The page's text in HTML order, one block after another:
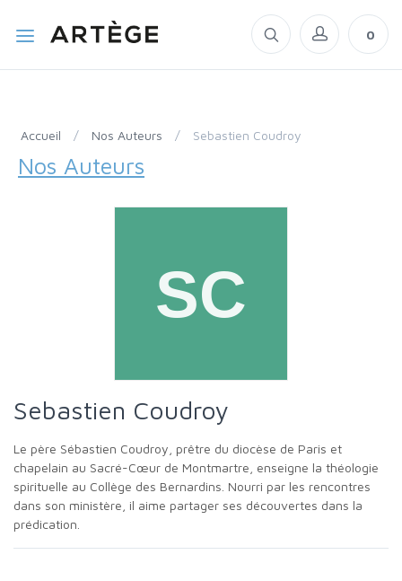
0
Accueil / Nos Auteurs / Sebastien Coudroy
Nos Auteurs
Sebastien Coudroy
Le père Sébastien Coudroy, prêtre du diocèse de Paris et
chapelain au Sacré-Cœur de Montmartre, enseigne la théologie
spirituelle au Collège des Bernardins. Nourri par les rencontres
dans son ministère, il aime partager ses découvertes dans la
prédication.